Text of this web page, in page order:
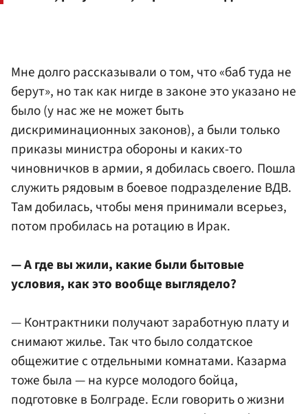
Мне долго рассказывали о том, что «баб туда не
берут», но так как нигде в законе это указано не
было (у нас же не может быть
дискриминационных законов), а были только
приказы министра обороны и каких-то
чиновничков в армии, я добилась своего. Пошла
служить рядовым в боевое подразделение ВДВ.
Там добилась, чтобы меня принимали всерьез,
потом пробилась на ротацию в Ирак.
— А где вы жили, какие были бытовые
условия, как это вообще выглядело?
— Контрактники получают заработную плату и
снимают жилье. Так что было солдатское
общежитие с отдельными комнатами. Казарма
тоже была — на курсе молодого бойца,
подготовке в Болграде. Если говорить о жизни